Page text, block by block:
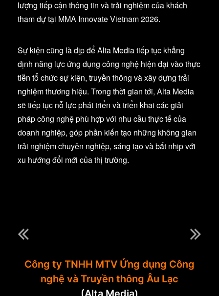
lượng tiếp cận thông tin và trải nghiệm của khách
tham dự tại MMA Innovate Vietnam 2026.
Sự kiện cũng là dịp để Alta Media tiếp tục khẳng
định năng lực ứng dụng công nghệ hiện đại vào thực
tiễn tổ chức sự kiện, truyền thông và xây dựng trải
nghiệm thương hiệu. Trong thời gian tới, Alta Media
sẽ tiếp tục nỗ lực phát triển và triển khai các giải
pháp công nghệ phù hợp với nhu cầu thực tế của
doanh nghiệp, góp phần kiến tạo những không gian
trải nghiệm chuyên nghiệp, sáng tạo và bắt nhịp với
xu hướng đổi mới của thị trường.
Công ty TNHH MTV Ứng dụng Công
nghệ và Truyền thông Âu Lạc
(Alta Media)